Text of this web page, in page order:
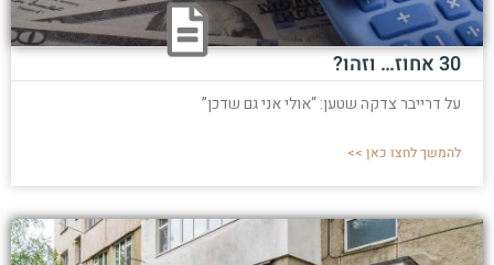
30 אחוז… וזהו?
על דרייבר צדקה שטען: “אולי אני גם שדכן”
להמשך לחצו כאן >>